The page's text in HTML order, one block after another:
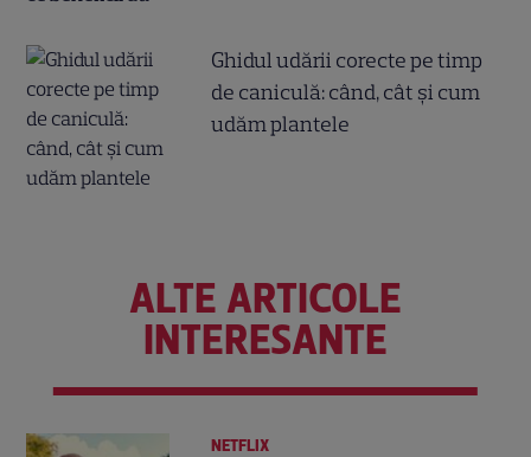
Ghidul udării corecte pe timp
de caniculă: când, cât şi cum
udăm plantele
ALTE ARTICOLE
INTERESANTE
NETFLIX